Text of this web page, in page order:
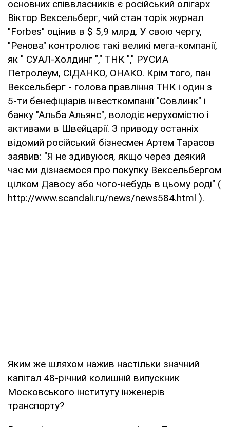
основних співвласників є російський олігарх
Віктор Вексельберг, чий стан торік журнал
"Forbes" оцінив в $ 5,9 млрд. У свою чергу,
"Ренова" контролює такі великі мега-компанії,
як " СУАЛ-Холдинг "," ТНК "," РУСИА
Петролеум, СІДАНКО, ОНАКО. Крім того, пан
Вексельберг - голова правління ТНК і один з
5-ти бенефіціарів інвесткомпанії "Совлинк" і
банку "Альба Альянс", володіє нерухомістю і
активами в Швейцарії. З приводу останніх
відомий російський бізнесмен Артем Тарасов
заявив: "Я не здивуюся, якщо через деякий
час ми дізнаємося про покупку Вексельбергом
цілком Давосу або чого-небудь в цьому роді" (
http://www.scandali.ru/news/news584.html ).
Яким же шляхом нажив настільки значний
капітал 48-річний колишній випускник
Московського інституту інженерів
транспорту?